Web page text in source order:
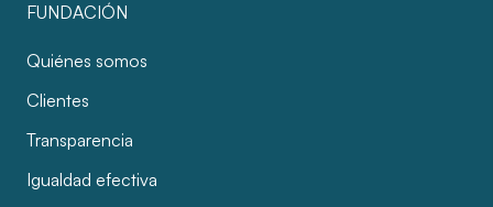
FUNDACIÓN
Quiénes somos
Clientes
Transparencia
Igualdad efectiva